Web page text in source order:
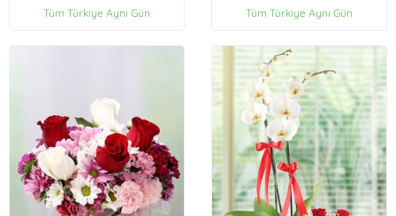
Tüm Türkiye Aynı Gün Tüm Türkiye Aynı Gün